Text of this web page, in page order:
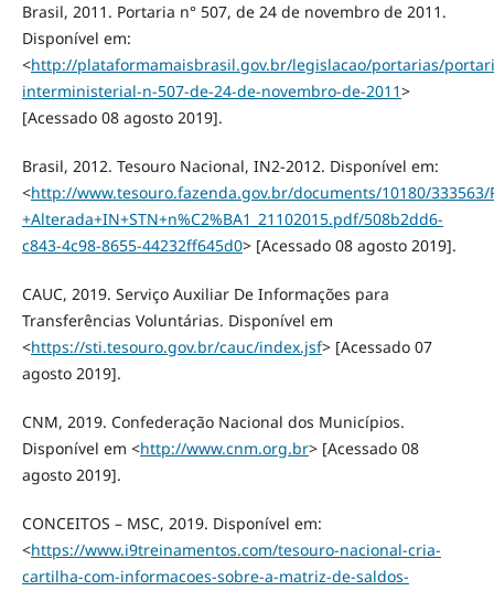
Brasil, 2011. Portaria n° 507, de 24 de novembro de 2011.
Disponível em:
<http://plataformamaisbrasil.gov.br/legislacao/portarias/
interministerial-n-507-de-24-de-novembro-de-2011>
[Acessado 08 agosto 2019].
Brasil, 2012. Tesouro Nacional, IN2-2012. Disponível em:
<http://www.tesouro.fazenda.gov.br/documents/10180/333563/
+Alterada+IN+STN+n%C2%BA1_21102015.pdf/508b2dd6-
c843-4c98-8655-44232ff645d0> [Acessado 08 agosto 2019].
CAUC, 2019. Serviço Auxiliar De Informações para
Transferências Voluntárias. Disponível em
<https://sti.tesouro.gov.br/cauc/index.jsf> [Acessado 07
agosto 2019].
CNM, 2019. Confederação Nacional dos Municípios.
Disponível em <http://www.cnm.org.br> [Acessado 08
agosto 2019].
CONCEITOS – MSC, 2019. Disponível em:
<https://www.i9treinamentos.com/tesouro-nacional-cria-
cartilha-com-informacoes-sobre-a-matriz-de-saldos-